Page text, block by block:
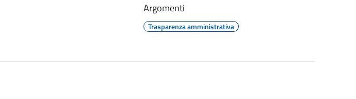
Argomenti
Trasparenza amministrativa